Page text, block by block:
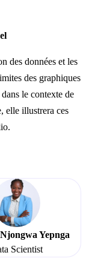
des données et les
des graphiques
le contexte de
elle illustrera ces
Yepnga
Scientist